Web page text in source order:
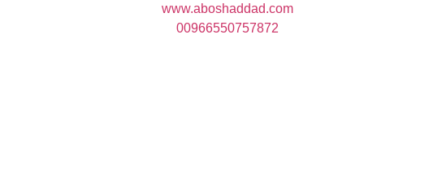
www.aboshaddad.com
00966550757872